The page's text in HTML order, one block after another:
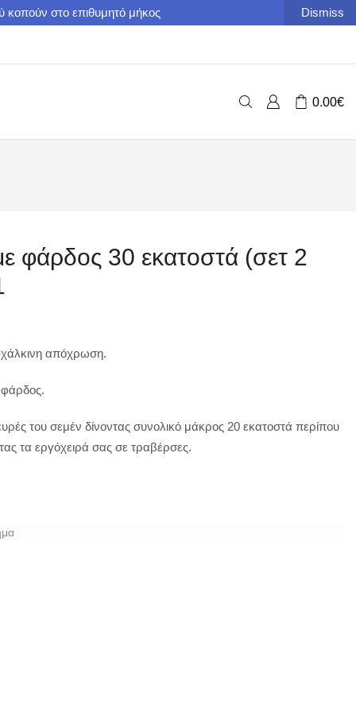
κοπούν στο επιθυμητό μήκος Dismiss
0.00€
φάρδος 30 εκατοστά (σετ 2
απόχρωση.
φάρδος.
του σεμέν δίνοντας συνολικό μάκρος 20 εκατοστά περίπου
τα εργόχειρά σας σε τραβέρσες.